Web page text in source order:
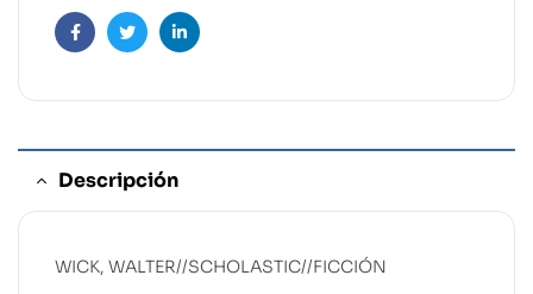
FacebookTwitterLinkedin
Descripción
WICK, WALTER//SCHOLASTIC//FICCIÓN